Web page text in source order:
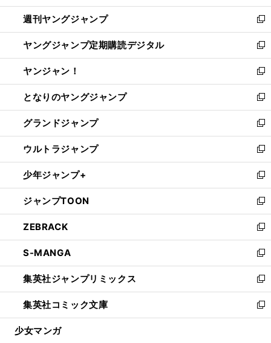
開
く
ウ
で
開
く
ン
ド
ウ
で
開
く
ウ
ィ
ン
ド
ウ
で
開
く
週刊ヤングジャンプ
新
し
い
ウ
ィ
ン
ド
ウ
で
開
く
ヤングジャンプ定期購読デジタル
新
し
い
ウ
ィ
ン
ド
ウ
で
開
く
ヤンジャン！
新
し
い
ウ
ィ
ン
ド
ウ
で
開
く
となりのヤングジャンプ
新
し
い
ウ
ィ
ン
ド
ウ
で
開
く
グランドジャンプ
新
し
い
ウ
ィ
ン
ド
ウ
で
開
く
ウルトラジャンプ
新
し
い
ウ
ィ
ン
ド
ウ
で
開
く
少年ジャンプ+
新
し
い
ウ
ィ
ン
ド
ウ
で
開
く
ジャンプTOON
新
し
い
ウ
ィ
ン
ド
ウ
で
開
ZEBRACK
新
し
い
ウ
ィ
ン
ド
ウ
S-MANGA
新
し
い
ウ
ィ
ン
集英社ジャンプリミックス
新
し
い
ウ
集英社コミック文庫
新
し
少女マンガ